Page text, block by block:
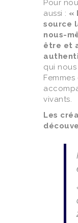
Pour
aussi : «
source
nous-
être et
qui nous
vivants.
Les